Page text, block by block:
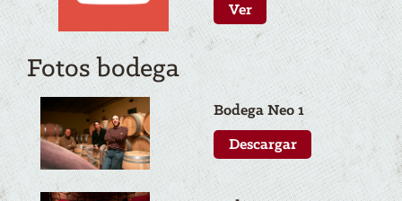
Ver
Fotos bodega
Bodega Neo1
Descargar